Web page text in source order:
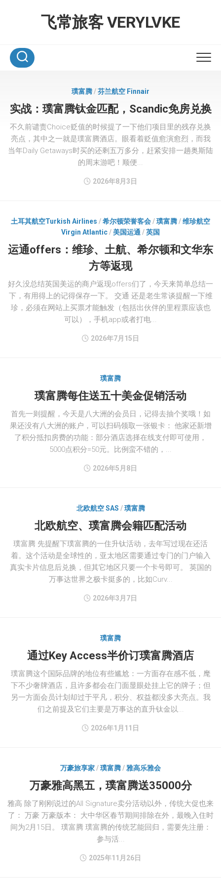
飞常旅客 VERYLVKE
璞富腾/芬兰航空 Finnair
实战：璞富腾钛金匹配，Scandic免房兑换
不久前谴责Choice贬值的时候提了一下他们项目里的残存兑换
亮点，其中之一就是璞富腾酒店。眼看着贬值愈演愈烈，而我
当年Daily Getaways时买的还剩五万多分，赶紧安排一趟奥斯陆
的周末游吧！顺便...
2026年8月3日
土耳其航空Turkish Airlines /希尔顿荣誉客会/璞富腾/维珍航空
Virgin Atlantic/美国运通 /英国
运通offers：维珍、土航、希尔顿和文华东
方等返现
好久没总结英国美运的商户返现offers们了，今天来简单总结一
下，有用得上的记得保存一下。 交通 还是老生常谈提醒一下维
珍，必须在网站上买票才能触发（包括出伙伴的里程票应该也
可以），手机app或者打电...
2026年7月15日
璞富腾
璞富腾每住送五十美金促销活动
首先一则提醒，今天是八大洲的会员日，记得去抽个奖哦！如
果还没有八大洲的账户，可以扫码领取一张银卡： 他家还新增
了积分抵扣房费的功能：部分酒店选择在线支付即可使用，
5000点积分=50元。比例蛮不错的，...
2026年5月8日
北欧航空 SAS /璞富腾
北欧航空、璞富腾会籍匹配活动
璞富腾 先提醒下璞富腾的一住升钛活动，去年写过现在还活
着。这个活动是全球性的，亚太地区需要通过专门的门户输入
真实卡片信息后兑换，但其它地区只要一个卡号即可。 英国的
万事达世界之极卡挺多的，比如Curv...
2026年3月7日
璞富腾
通过Key Access半价订璞富腾酒店
璞富腾这个国际品牌的地位有些尴尬：一方面存在感不低，麾
下不少奢牌酒店，且许多都会在门面显眼处挂上它的牌子；但
另一方面会员计划却过于平凡，积分、权益都没多大亮点。我
们之前提及它们主要是万事达的直升钛金以...
2026年1月11日
万豪旅享家/璞富腾/雅高乐雅会
万豪雅高黑五，璞富腾送35000分
雅高 除了刚刚说过的All Signature卖分活动以外，传统大促也来
了： 万豪 万豪版本： 大中华区春节期间排除在外，最晚入住时
间为2月15日。 璞富腾 璞富腾的传统艺能回归，需要先注册：
参与活...
2025年11月26日